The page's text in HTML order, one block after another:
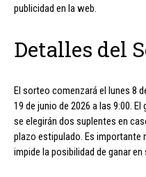
publicidad en la web.
Detalles del
El sorteo comenzará el lunes 8
19 de junio de 2026 a las 9:00.
se elegirán dos suplentes en
plazo estipulado. Es importante
impide la posibilidad de ganar